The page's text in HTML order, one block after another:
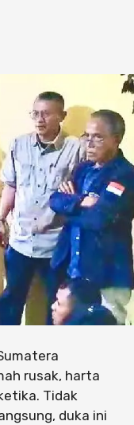
rusak, harta
Tidak
duka ini